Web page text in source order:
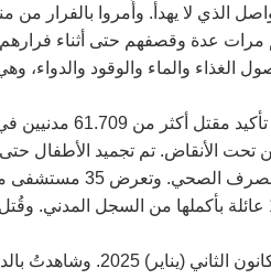
المتواصل الذي لا يهدأ. وأُمروا بالفرار
مرات عدة وقصفهم حتى أثناء
الغذاء والماء والوقود والدواء،
بحلول 3 شباط (فبراير) 2025 -بعد ستة عشر شهرًا من
تحت الأنقاض. تم تجميد الأطفال
‏شاهَد العالم وهو يحبس أنفاسه عندما تم التوصل إلى وقف هش لإطلاق